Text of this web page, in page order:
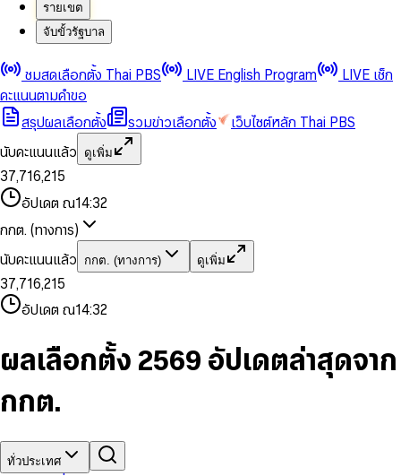
รายเขต
จับขั้วรัฐบาล
ชมสดเลือกตั้ง Thai PBS LIVE English Program
LIVE เช็ก
คะแนนตามคำขอ
สรุปผลเลือกตั้ง
รวมข่าวเลือกตั้ง
เว็บไซต์หลัก Thai PBS
นับคะแนนแล้ว
ดูเพิ่ม
0
1
2
3
4
5
6
8
9
0
1
2
3
4
5
6
7
8
9
,
0
1
2
4
6
7
8
9
0
1
2
3
4
5
6
7
8
9
0
1
3
5
6
7
8
9
,
1
2
4
5
7
8
9
0
1
3
4
6
7
8
9
0
2
3
4
5
7
8
อัปเดต ณ14:32
กกต. (ทางการ)
นับคะแนนแล้ว
กกต. (ทางการ) ดูเพิ่ม
0
1
2
3
4
5
7
8
0
1
2
4
5
6
7
8
9
,
0
1
2
4
6
7
8
9
0
1
2
3
5
6
8
9
0
1
3
5
6
7
8
,
1
2
4
6
7
9
0
1
3
5
6
8
9
0
2
3
4
5
7
9
อัปเดต ณ14:32
ผลเลือกตั้ง 2569 อัปเดตล่าสุดจาก
กกต.
ทั่วประเทศ